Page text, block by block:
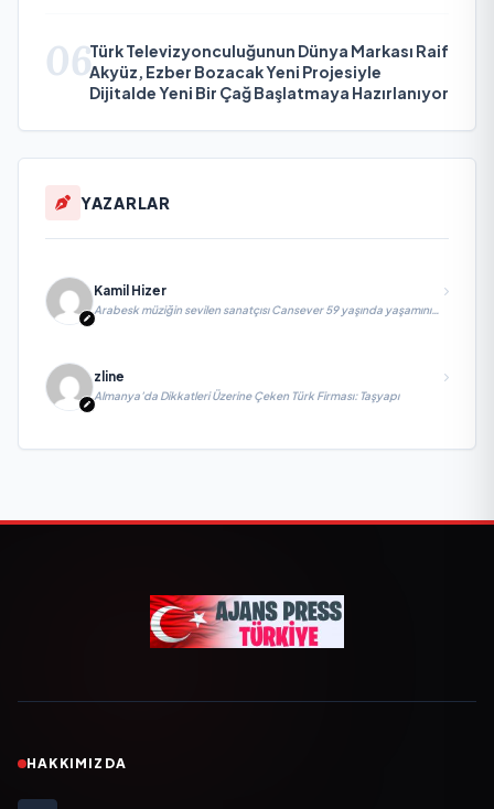
06Türk Televizyonculuğunun Dünya Markası Raif
Akyüz, Ezber Bozacak Yeni Projesiyle
Dijitalde Yeni Bir Çağ Başlatmaya Hazırlanıyor
YAZARLAR
Kamil Hizer
Arabesk müziğin sevilen sanatçısı Cansever 59 yaşında yaşamını
zline
Almanya’da Dikkatleri Üzerine Çeken Türk Firması: Taşyapı
HAKKIMIZDA